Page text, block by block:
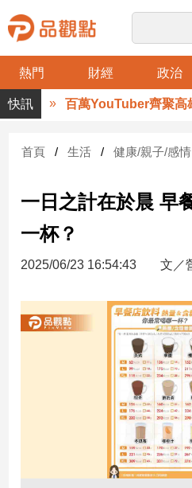
熱門 財經 政治
品
觀
財
台
財
新
產
經/
百萬YouTuber齊聚高雄
首頁 生活 健康/親子/感情
一日之計在於晨 早
一杯？
2025/06/23 16:54:43 文／